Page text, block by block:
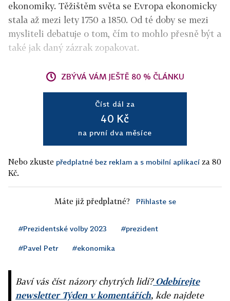
ekonomiky. Těžištěm světa se Evropa ekonomicky
stala až mezi lety 1750 a 1850. Od té doby se mezi
mysliteli debatuje o tom, čím to mohlo přesně být a
také jak daný zázrak zopakovat.
ZBÝVÁ VÁM JEŠTĚ 80 % ČLÁNKU
Číst dál za
40 Kč
na první dva měsíce
Nebo zkuste předplatné bez reklam a s mobilní aplikací za 80
Kč.
Máte již předplatné? Přihlaste se
#Prezidentské volby 2023 #prezident
#Pavel Petr #ekonomika
Baví vás číst názory chytrých lidí?Odebírejte
newsletter Týden v komentářích, kde najdete